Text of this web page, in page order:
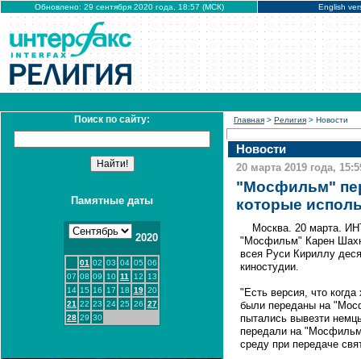
Обновлено: 29 сентября 2020 года, 18:57 (МСК) English
Поиск по сайту:
Памятные даты
2020
01 02 03 04 05 06
07 08 09 10 11 12
13
14 15 16 17 18 19 20
21 22 23 24 25 26 27
28 29 30
Главная > Религия > Новости
Новости
20 марта 2019 года,
"Мосфильм"
которые
Москва. 20 марта.
"Мосфильм" Карен
всея Руси Кириллу
киностудии.
"Есть версия, что
были переданы на
пытались вывезти
передали на
среду при передаче